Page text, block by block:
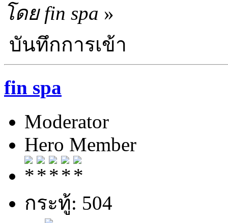
โดย fin spa »
บันทึกการเข้า
fin spa
Moderator
Hero Member
กระทู้: 504